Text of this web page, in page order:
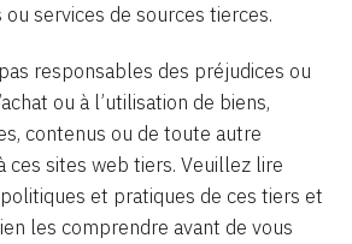
services de sources tierces.
responsables des préjudices ou
ou à l’utilisation de biens,
contenus ou de toute autre
ces sites web tiers. Veuillez lire
et pratiques de ces tiers et
les comprendre avant de vous